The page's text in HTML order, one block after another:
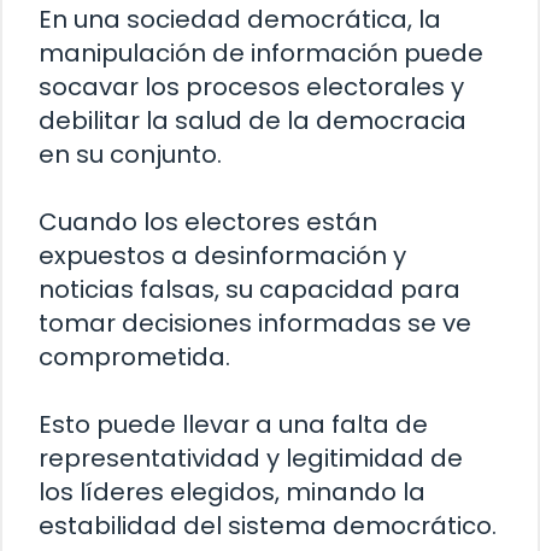
En una sociedad democrática, la
manipulación de información puede
socavar los procesos electorales y
debilitar la salud de la democracia
en su conjunto.
Cuando los electores están
expuestos a desinformación y
noticias falsas, su capacidad para
tomar decisiones informadas se ve
comprometida.
Esto puede llevar a una falta de
representatividad y legitimidad de
los líderes elegidos, minando la
estabilidad del sistema democrático.